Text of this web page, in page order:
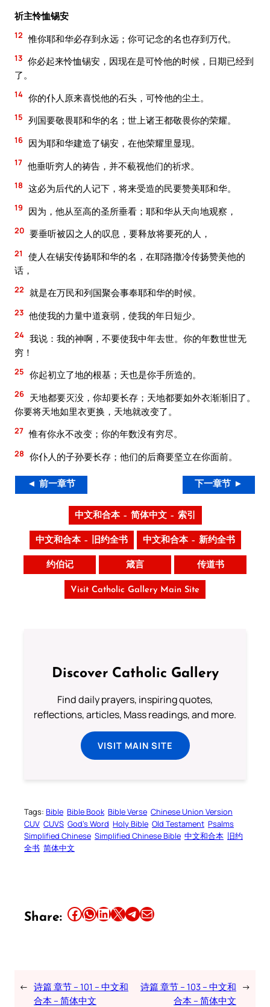
祈主怜恤锡安
12 惟你耶和华必存到永远；你可记念的名也存到万代。
13 你必起来怜恤锡安，因现在是可怜他的时候，日期已经到
了。
14 你的仆人原来喜悦他的石头，可怜他的尘土。
15 列国要敬畏耶和华的名；世上诸王都敬畏你的荣耀。
16 因为耶和华建造了锡安，在他荣耀里显现。
17 他垂听穷人的祷告，并不藐视他们的祈求。
18 这必为后代的人记下，将来受造的民要赞美耶和华。
19 因为，他从至高的圣所垂看；耶和华从天向地观察，
20 要垂听被囚之人的叹息，要释放将要死的人，
21
使人在锡安传扬耶和华的名，在耶路撒冷传扬赞美他的
话，
22 就是在万民和列国聚会事奉耶和华的时候。
23 他使我的力量中道衰弱，使我的年日短少。
24 我说：我的神啊，不要使我中年去世。你的年数世世无
穷！
25 你起初立了地的根基；天也是你手所造的。
26 天地都要灭没，你却要长存；天地都要如外衣渐渐旧了。
你要将天地如里衣更换，天地就改变了。
27 惟有你永不改变；你的年数没有穷尽。
28 你仆人的子孙要长存；他们的后裔要坚立在你面前。
◄ 前一章节 下一章节 ►
中文和合本 – 简体中文 – 索引
中文和合本 – 旧约全书 中文和合本 – 新约全书
约伯记 箴言 传道书
Visit Catholic Gallery Main Site
Discover Catholic Gallery
Find daily prayers, inspiring quotes,
reflections, articles, Mass readings, and more.
VISIT MAIN SITE
Tags: Bible Bible Book Bible Verse Chinese Union Version
CUV CUVS God’s Word Holy Bible Old Testament Psalms
Simplified Chinese Simplified Chinese Bible 中文和合本 旧约
全书 简体中文
Share: Share this article on Facebook Share this article on WhatsApp Share this article on LinkedIn Share this article on X Share this article on TelegramEmail this Article
← 诗篇 章节 – 101 – 中文和
合本 – 简体中文
诗篇 章节 – 103 – 中文和
合本 – 简体中文
→